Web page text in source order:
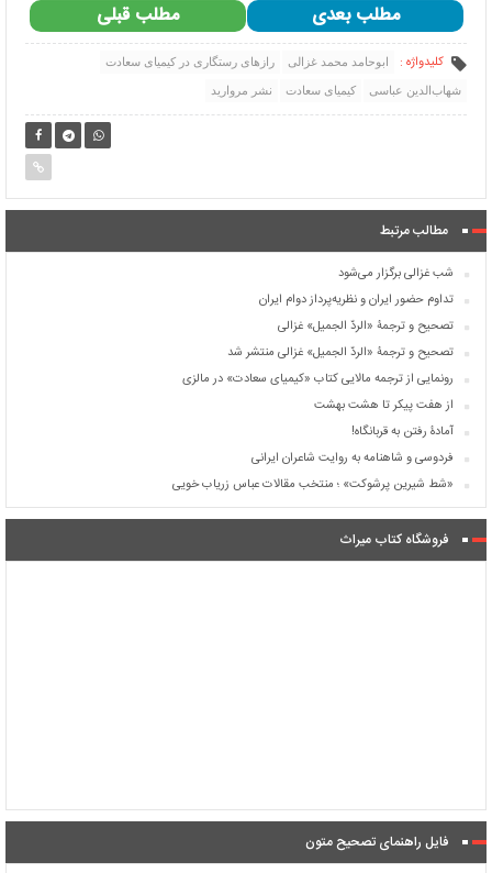
مطلب قبلی مطلب بعدی
کلیدواژه : ابوحامد محمد غزالی رازهای رستگاری در کیمیای سعادت
شهاب‌الدین عباسی کیمیای سعادت نشر مروارید
مطالب مرتبط
شب غزالی برگزار می‌شود
تداوم حضور ایران و نظریه‌پرداز دوام ایران
تصحیح و ترجمۀ «الردّ الجمیل» غزالی
تصحیح و ترجمۀ «الردّ الجمیل» غزالی منتشر شد
رونمایی از ترجمه مالایی کتاب «کیمیای سعادت» در مالزی
از هفت پیکر تا هشت بهشت
آمادۀ رفتن به قربانگاه!
فردوسی و شاهنامه به روایت شاعران ایرانی
«شط شیرین پرشوکت» ؛ منتخب مقالات عباس زریاب خویی
فروشگاه کتاب میراث
فایل راهنمای تصحیح متون